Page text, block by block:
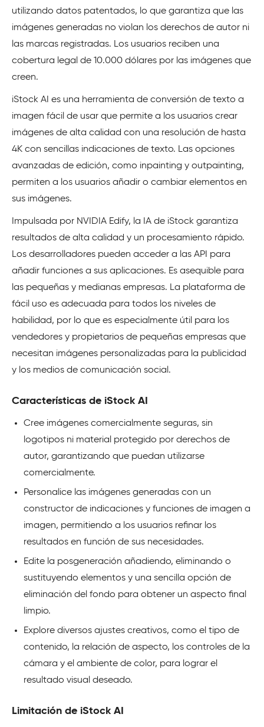
utilizando datos patentados, lo que garantiza que las
imágenes generadas no violan los derechos de autor ni
las marcas registradas. Los usuarios reciben una
cobertura legal de 10.000 dólares por las imágenes que
creen.
iStock AI es una herramienta de conversión de texto a
imagen fácil de usar que permite a los usuarios crear
imágenes de alta calidad con una resolución de hasta
4K con sencillas indicaciones de texto. Las opciones
avanzadas de edición, como inpainting y outpainting,
permiten a los usuarios añadir o cambiar elementos en
sus imágenes.
Impulsada por NVIDIA Edify, la IA de iStock garantiza
resultados de alta calidad y un procesamiento rápido.
Los desarrolladores pueden acceder a las API para
añadir funciones a sus aplicaciones. Es asequible para
las pequeñas y medianas empresas. La plataforma de
fácil uso es adecuada para todos los niveles de
habilidad, por lo que es especialmente útil para los
vendedores y propietarios de pequeñas empresas que
necesitan imágenes personalizadas para la publicidad
y los medios de comunicación social.
Características de iStock AI
Cree imágenes comercialmente seguras, sin
logotipos ni material protegido por derechos de
autor, garantizando que puedan utilizarse
comercialmente.
Personalice las imágenes generadas con un
constructor de indicaciones y funciones de imagen a
imagen, permitiendo a los usuarios refinar los
resultados en función de sus necesidades.
Edite la posgeneración añadiendo, eliminando o
sustituyendo elementos y una sencilla opción de
eliminación del fondo para obtener un aspecto final
limpio.
Explore diversos ajustes creativos, como el tipo de
contenido, la relación de aspecto, los controles de la
cámara y el ambiente de color, para lograr el
resultado visual deseado.
Limitación de iStock AI